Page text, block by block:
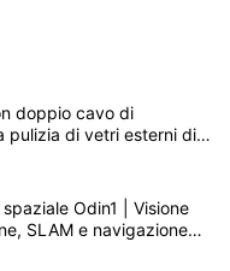
doppio cavo di
pulizia di vetri esterni di
residenziale | Portata di
Odin1 | Visione
SLAM e navigazione